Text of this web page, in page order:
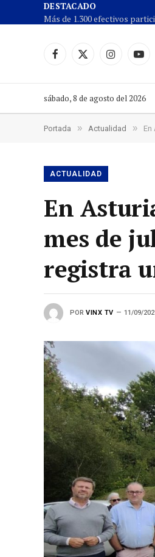
DESTACADO
Facebook
X
Instagram
sábado, 8 de agosto del 2026
Portada » Actualidad »
ACTUALIDAD
En
mes de
registra
POR VINX TV 11/09/